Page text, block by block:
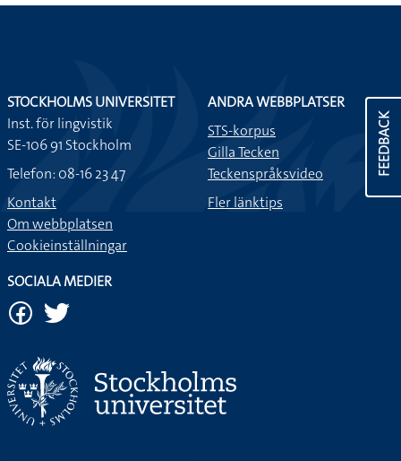
FEEDBACK
STOCKHOLMS UNIVERSITET
Inst. för lingvistik
SE-106 91 Stockholm
Telefon: 08-16 23 47
Kontakt
Om webbplatsen
Cookieinställningar
ANDRA WEBBPLATSER
STS-korpus
Gilla Tecken
Teckenspråksvideo
Fler länktips
SOCIALA MEDIER